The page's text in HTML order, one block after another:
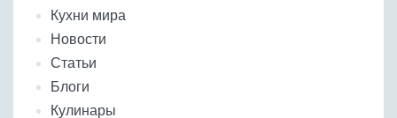
Кухни мира
Новости
Статьи
Блоги
Кулинары